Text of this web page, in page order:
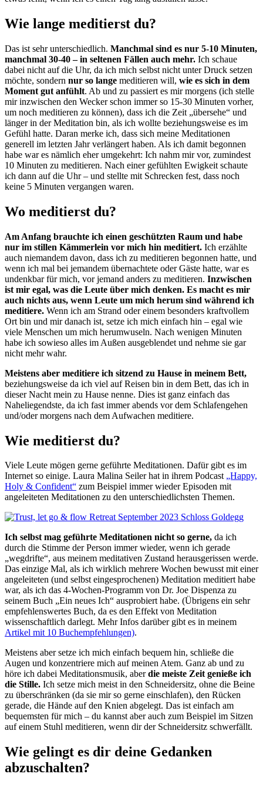
Wie lange meditierst du?
Das ist sehr unterschiedlich. Manchmal sind es nur 5-10 Minuten,
manchmal 30-40 – in seltenen Fällen auch mehr. Ich schaue
dabei nicht auf die Uhr, da ich mich selbst nicht unter Druck setzen
möchte, sondern nur so lange meditieren will, wie es sich in dem
Moment gut anfühlt. Ab und zu passiert es mir morgens (ich stelle
mir inzwischen den Wecker schon immer so 15-30 Minuten vorher,
um noch meditieren zu können), dass ich die Zeit „übersehe“ und
länger in der Meditation bin, als ich wollte beziehungsweise es im
Gefühl hatte. Daran merke ich, dass sich meine Meditationen
generell im letzten Jahr verlängert haben. Als ich damit begonnen
habe war es nämlich eher umgekehrt: Ich nahm mir vor, zumindest
10 Minuten zu meditieren. Nach einer gefühlten Ewigkeit schaute
ich dann auf die Uhr – und stellte mit Schrecken fest, dass noch
keine 5 Minuten vergangen waren.
Wo meditierst du?
Am Anfang brauchte ich einen geschützten Raum und habe
nur im stillen Kämmerlein vor mich hin meditiert. Ich erzählte
auch niemandem davon, dass ich zu meditieren begonnen hatte, und
wenn ich mal bei jemandem übernachtete oder Gäste hatte, war es
undenkbar für mich, vor jemand anders zu meditieren. Inzwischen
ist mir egal, was die Leute über mich denken. Es macht es mir
auch nichts aus, wenn Leute um mich herum sind während ich
meditiere. Wenn ich am Strand oder einem besonders kraftvollem
Ort bin und mir danach ist, setze ich mich einfach hin – egal wie
viele Menschen um mich herumwuseln. Nach wenigen Minuten
habe ich sowieso alles im Außen ausgeblendet und nehme sie gar
nicht mehr wahr.
Meistens aber meditiere ich sitzend zu Hause in meinem Bett,
beziehungsweise da ich viel auf Reisen bin in dem Bett, das ich in
dieser Nacht mein zu Hause nenne. Dies ist ganz einfach das
Naheliegendste, da ich fast immer abends vor dem Schlafengehen
und/oder morgens nach dem Aufwachen meditiere.
Wie meditierst du?
Viele Leute mögen gerne geführte Meditationen. Dafür gibt es im
Internet so einige. Laura Malina Seiler hat in ihrem Podcast „Happy,
Holy & Confident“ zum Beispiel immer wieder Episoden mit
angeleiteten Meditationen zu den unterschiedlichsten Themen.
Ich selbst mag geführte Meditationen nicht so gerne, da ich
durch die Stimme der Person immer wieder, wenn ich gerade
„wegdrifte“, aus meinem meditativen Zustand herausgerissen werde.
Das einzige Mal, als ich wirklich mehrere Wochen bewusst mit einer
angeleiteten (und selbst eingesprochenen) Meditation meditiert habe
war, als ich das 4-Wochen-Programm von Dr. Joe Dispenza zu
seinem Buch „Ein neues Ich“ ausprobiert habe. (Übrigens ein sehr
empfehlenswertes Buch, da es den Effekt von Meditation
wissenschaftlich darlegt. Mehr Infos darüber gibt es in meinem
Artikel mit 10 Buchempfehlungen).
Meistens aber setze ich mich einfach bequem hin, schließe die
Augen und konzentriere mich auf meinen Atem. Ganz ab und zu
höre ich dabei Meditationsmusik, aberdie meiste Zeit genieße ich
die Stille. Ich setze mich meist in den Schneidersitz, ohne die Beine
zu überschränken (da sie mir so gerne einschlafen), den Rücken
gerade, die Hände auf den Knien abgelegt. Das ist einfach am
bequemsten für mich – du kannst aber auch zum Beispiel im Sitzen
auf einem Stuhl meditieren, wenn dir der Schneidersitz schwerfällt.
Wie gelingt es dir deine Gedanken
abzuschalten?